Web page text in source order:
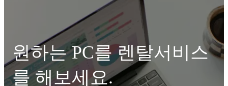
원하는 PC를 렌탈서비스
를 해보세요.